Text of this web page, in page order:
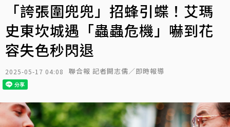
「誇張圍兜兜」招蜂引蝶！艾瑪
史東坎城遇「蟲蟲危機」嚇到花
容失色秒閃退
2025-05-17 04:08 聯合報 記者闕志儒／即時報導